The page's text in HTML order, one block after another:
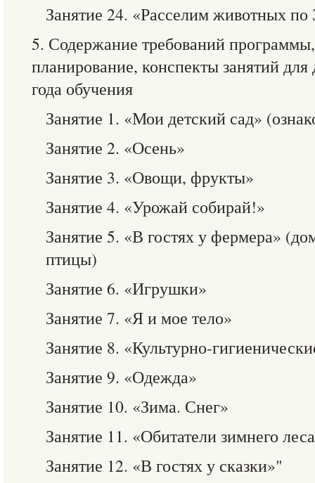
Занятие 24. «Расселим животных по
5. Содержание требований
планирование, конспекты занятий для
года обучения
Занятие 1. «Мои детский сад»
Занятие 2. «Осень»
Занятие 3. «Овощи, фрукты»
Занятие 4. «Урожай собирай!»
Занятие 5. «В гостях у фермера»
птицы)
Занятие 6. «Игрушки»
Занятие 7. «Я и мое тело»
Занятие 8. «Культурно-
Занятие 9. «Одежда»
Занятие 10. «Зима. Снег»
Занятие 11. «Обитатели зимнего
Занятие 12. «В гостях у сказки»"